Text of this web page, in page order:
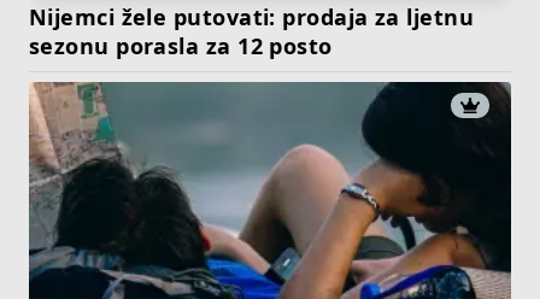
Nijemci žele putovati: prodaja za ljetnu
sezonu porasla za 12 posto